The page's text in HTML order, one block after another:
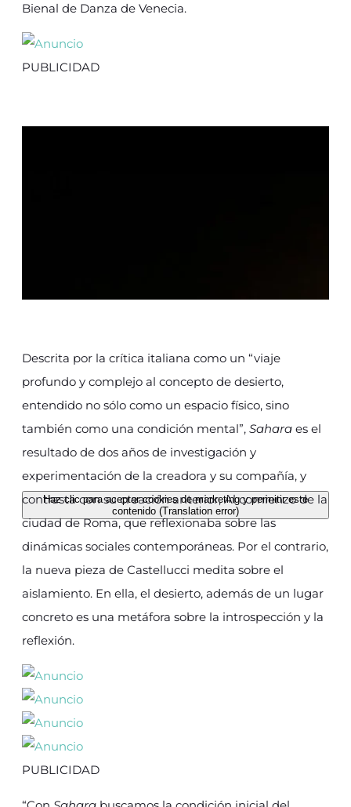
Bienal de Danza de Venecia.
PUBLICIDAD
Haz clic para aceptar cookies de marketing y permitir este
contenido (Translation error)
Descrita por la crítica italiana como un “viaje
profundo y complejo al concepto de desierto,
entendido no sólo como un espacio físico, sino
también como una condición mental”, Sahara es el
resultado de dos años de investigación y
experimentación de la creadora y su compañía, y
contrasta con su creación anterior, Al comienzo de la
ciudad de Roma, que reflexionaba sobre las
dinámicas sociales contemporáneas. Por el contrario,
la nueva pieza de Castellucci medita sobre el
aislamiento. En ella, el desierto, además de un lugar
concreto es una metáfora sobre la introspección y la
reflexión.
PUBLICIDAD